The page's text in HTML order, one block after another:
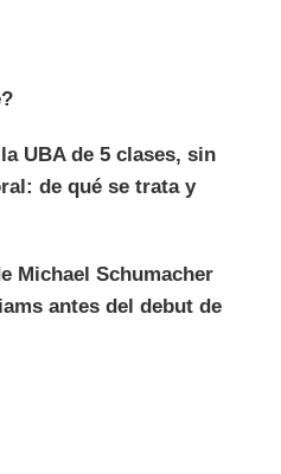
UBA de 5 clases, sin
de qué se trata y
Michael Schumacher
antes del debut de